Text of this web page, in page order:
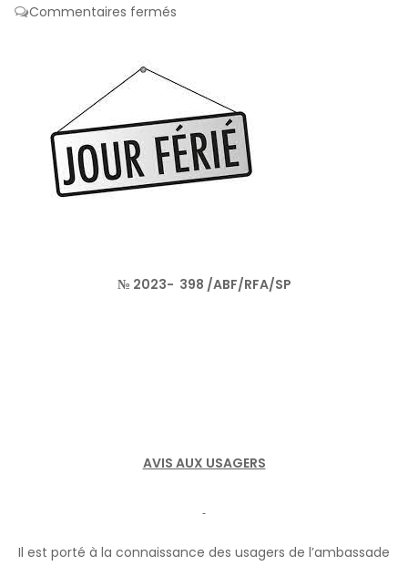
Commentaires fermés
décembre
2023
№ 2023- 398 /ABF/RFA/SP
AVIS AUX USAGERS
Il est porté à la connaissance des usagers de l’ambassade